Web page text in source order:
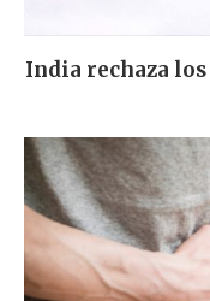
India rechaza los